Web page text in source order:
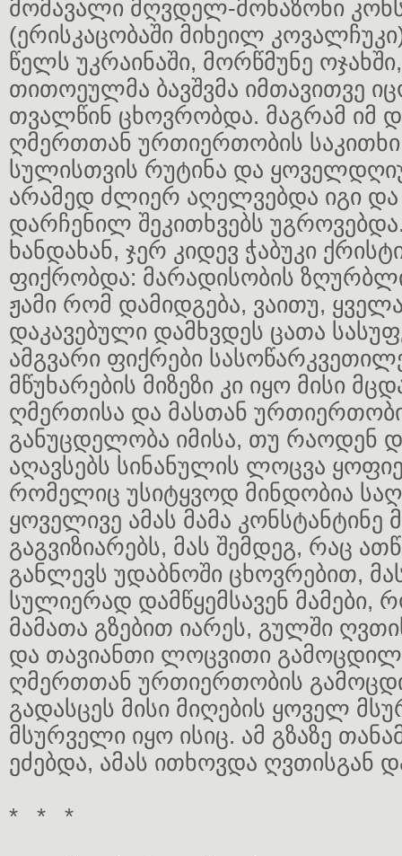
მომავალი მღვდელ-მონაზონი
(ერისკაცობაში მიხეილ
წელს უკრაინაში, მორწმუნე
თითოეულმა ბავშვმა იმთავითვე
თვალწინ ცხოვრობდა. მაგრამ იმ
ღმერთთან ურთიერთობის საკითხი
სულისთვის რუტინა და
არამედ ძლიერ აღელვებდა იგი
დარჩენილ შეკითხვებს
ხანდახან, ჯერ კიდევ ჭაბუკი
ფიქრობდა: მარადისობის
ჟამი რომ დამიდგება, ვაითუ,
დაკავებული დამხვდეს ცათა
ამგვარი ფიქრები
მწუხარების მიზეზი კი იყო მისი
ღმერთისა და მასთან
განუცდელობა იმისა, თუ რაოდენ
აღავსებს სინანულის ლოცვა
რომელიც უსიტყვოდ მინდობია
ყოველივე ამას მამა კონსტანტინე
გაგვიზიარებს, მას შემდეგ, რაც
განლევს უდაბნოში ცხოვრებით,
სულიერად დამწყემსავენ მამები,
მამათა გზებით იარეს, გულში
და თავიანთი ლოცვითი
ღმერთთან ურთიერთობის
გადასცეს მისი მიღების ყოველ
მსურველი იყო ისიც. ამ გზაზე
ეძებდა, ამას ითხოვდა ღვთისგან
* * *